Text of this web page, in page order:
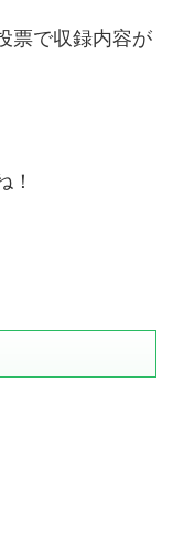
票で収録内容が
！